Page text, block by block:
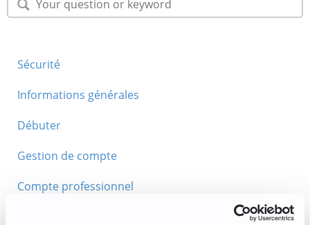
Sécurité
Informations générales
Débuter
Gestion de compte
Compte professionnel